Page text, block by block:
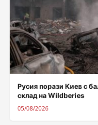
Русия порази Киев с
склад на Wildberies
05/08/2026